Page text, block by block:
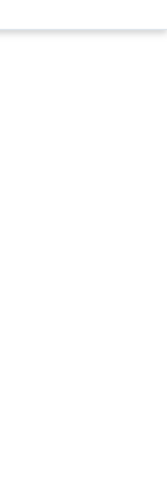
Підсвітка